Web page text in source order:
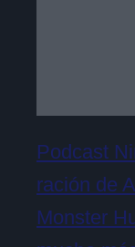
Podcast
ración de
Monster